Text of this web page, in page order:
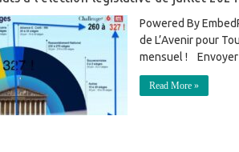
Powered By
de L’Avenir pour
mensuel ! Envoyer
Read More »